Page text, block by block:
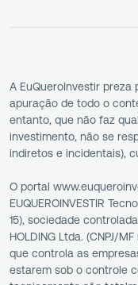
A EuQueroInvestir
apuração de todo o
entanto, que não faz
investimento, não se
indiretos e incidentais),
O portal
EUQUEROINVESTIR
15), sociedade
HOLDING Ltda. (CNPJ/
que controla as
estarem sob o controle